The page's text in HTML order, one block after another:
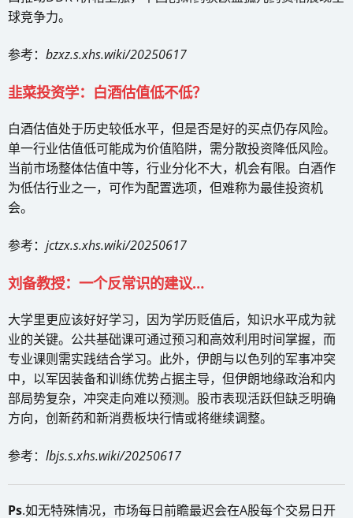
球竞争力。
参考： bzxz.s.xhs.wiki/20250617
韭菜投资学：白酒估值低不低？
白酒估值处于历史较低水平，但是否是好的买点仍存风险。
单一行业估值低可能成为价值陷阱，需分散投资降低风险。
当前市场整体估值中等，行业分化不大，机会有限。白酒作
为低估行业之一，可作为配置选项，但难称为最佳投资机
会。
参考： jctzx.s.xhs.wiki/20250617
刘备教授：一个反常识的建议…
大学里更应该好好学习，因为学历贬值后，知识水平成为就
业的关键。公共基础课可通过预习和高效利用时间掌握，而
专业课则需实践结合学习。此外，伊朗与以色列的军事冲突
中，以军因装备和训练优势占据主导，但伊朗地缘政治和内
部局势复杂，冲突走向难以预测。股市表现活跃但缺乏明确
方向，创新药和新消费板块行情或将继续调整。
参考： lbjs.s.xhs.wiki/20250617
Ps.如无特殊情况，市场每日前瞻最迟会在A股每个交易日开